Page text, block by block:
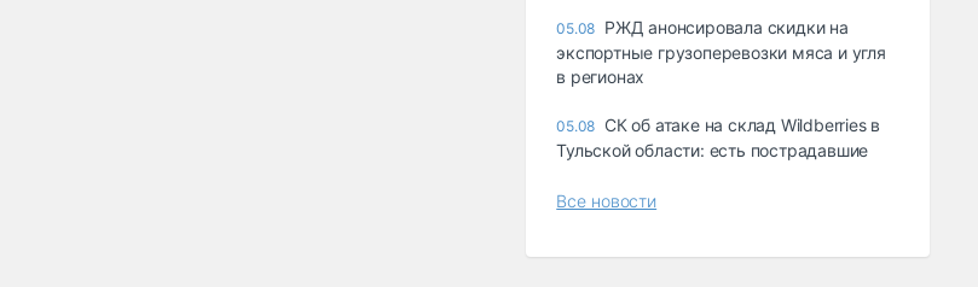
05.08 РЖД анонсировала скидки на
экспортные грузоперевозки мяса и угля
в регионах
05.08 СК об атаке на склад Wildberries в
Тульской области: есть пострадавшие
Все новости